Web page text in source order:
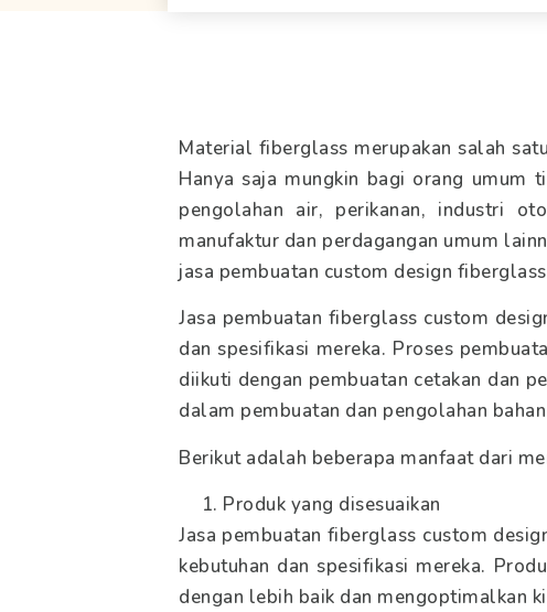
Material fiberglass merupakan salah
Hanya saja mungkin bagi orang
pengolahan air, perikanan, industri
manufaktur dan perdagangan umum
jasa pembuatan custom design
Jasa pembuatan fiberglass custom
dan spesifikasi mereka. Proses
diikuti dengan pembuatan cetakan dan
dalam pembuatan dan pengolahan
Berikut adalah beberapa manfaat dari
Produk yang disesuaikan
Jasa pembuatan fiberglass custom
kebutuhan dan spesifikasi mereka.
dengan lebih baik dan mengoptimalkan